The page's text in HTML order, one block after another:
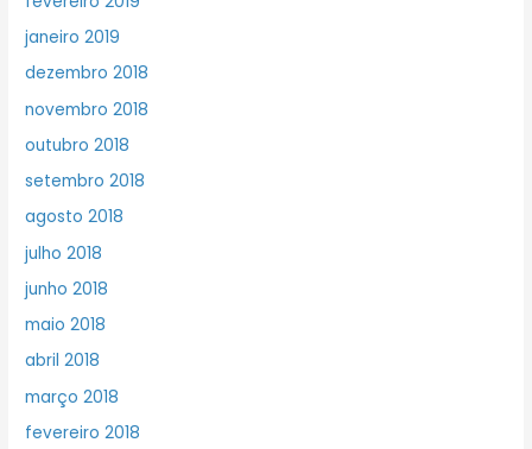
janeiro 2019
dezembro 2018
novembro 2018
outubro 2018
setembro 2018
agosto 2018
julho 2018
junho 2018
maio 2018
abril 2018
março 2018
fevereiro 2018